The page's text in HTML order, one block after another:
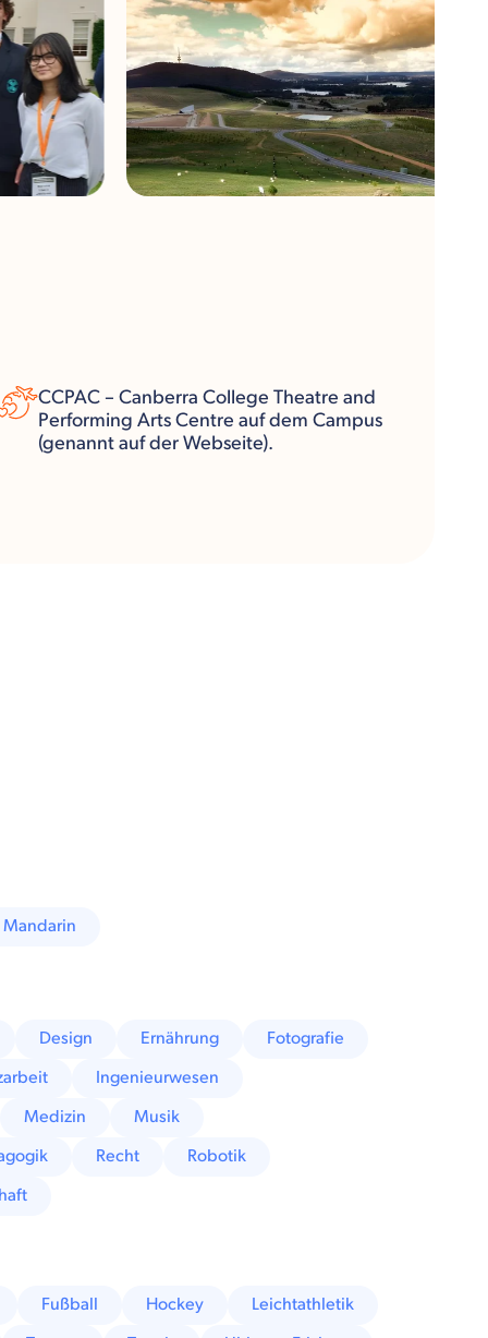
CCPAC – Canberra College Theatre and
Performing Arts Centre auf dem Campus
(genannt auf der Webseite).
Mandarin
Design Ernährung
Fotografie
Ingenieurwesen
Medizin
Musik
Recht
Robotik
Fußball Hockey
Leichtathletik